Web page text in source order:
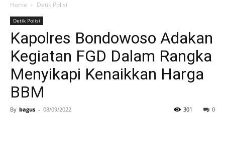
Home Detik Polisi
Detik Polisi
Kapolres Bondowoso Adakan
Kegiatan FGD Dalam Rangka
Menyikapi Kenaikkan Harga
BBM
By bagus - 08/09/2022 0
301